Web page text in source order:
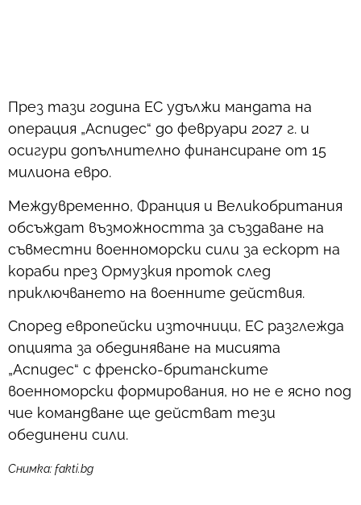
През тази година ЕС удължи мандата на
операция „Аспидес“ до февруари 2027 г. и
осигури допълнително финансиране от 15
милиона евро.
Междувременно, Франция и Великобритания
обсъждат възможността за създаване на
съвместни военноморски сили за ескорт на
кораби през Ормузкия проток след
приключването на военните действия.
Според европейски източници, ЕС разглежда
опцията за обединяване на мисията
„Аспидес“ с френско-британските
военноморски формирования, но не е ясно под
чие командване ще действат тези
обединени сили.
Снимка: fakti.bg